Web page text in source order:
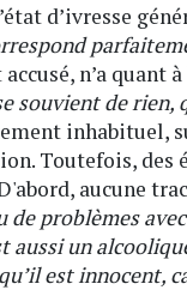
d’ivresse
n’a quant
souvient de
inhabituel,
Toutefois, des
aucune
de problèmes
aussi un
est innocent,